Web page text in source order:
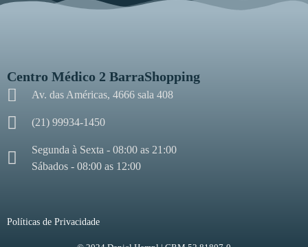
Centro Médico 2 BarraShopping
Av. das Américas, 4666 sala 408
(21) 99934-1450
Segunda à Sexta - 08:00 as 21:00
Sábados - 08:00 as 12:00
Políticas de Privacidade